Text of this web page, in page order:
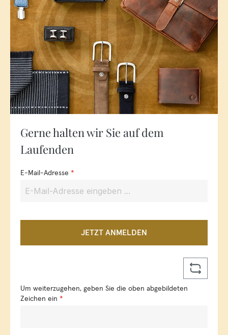
Gerne halten wir Sie auf dem
Laufenden
E-Mail-Adresse *
JETZT ANMELDEN
Um weiterzugehen, geben Sie die oben abgebildeten
Zeichen ein *